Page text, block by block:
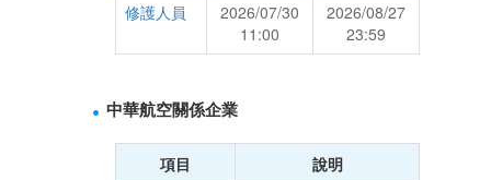
修護人員
2026/07/30
11:00
2026/08/27
23:59
中華航空關係企業
項目
說明